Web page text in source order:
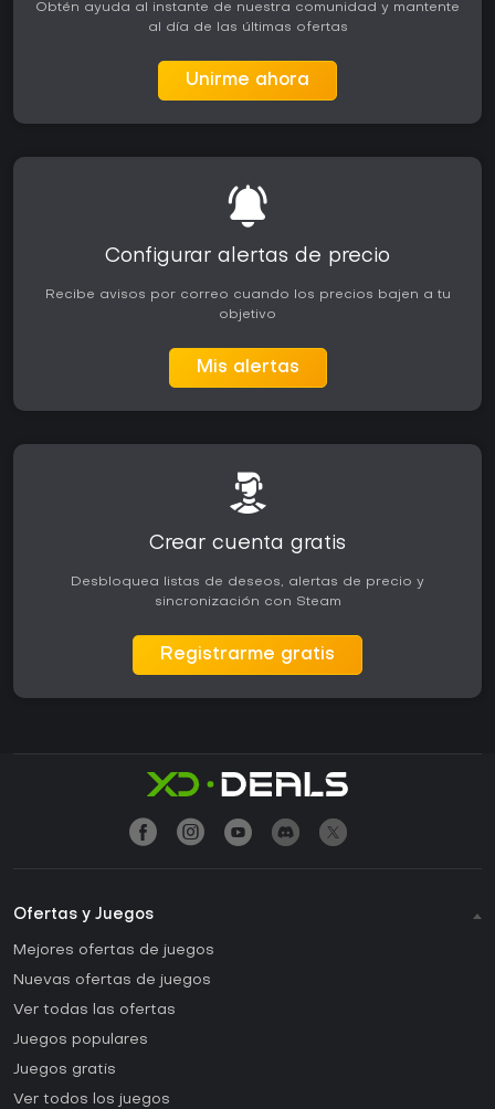
Obtén ayuda al instante de nuestra comunidad y mantente
al día de las últimas ofertas
Unirme ahora
Configurar alertas de precio
Recibe avisos por correo cuando los precios bajen a tu
objetivo
Mis alertas
Crear cuenta gratis
Desbloquea listas de deseos, alertas de precio y
sincronización con Steam
Registrarme gratis
Ofertas y Juegos
Mejores ofertas de juegos
Nuevas ofertas de juegos
Ver todas las ofertas
Juegos populares
Juegos gratis
Ver todos los juegos